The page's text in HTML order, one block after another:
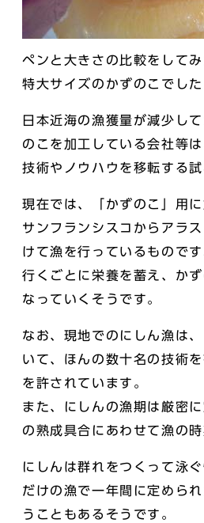
ペンと大きさの比較をして
特大サイズのかずのこでした
日本近海の漁獲量が減少し
のこを加工している会社等
技術やノウハウを移転する
現在では、「かずのこ」用
サンフランシスコからアラ
けて漁を行っているもので
行くごとに栄養を蓄え、か
なっていくそうです。
なお、現地でのにしん漁は
いて、ほんの数十名の技術
を許されています。
また、にしんの漁期は厳密
の熟成具合にあわせて漁の
にしんは群れをつくって泳
だけの漁で一年間に定めら
うこともあるそうです。